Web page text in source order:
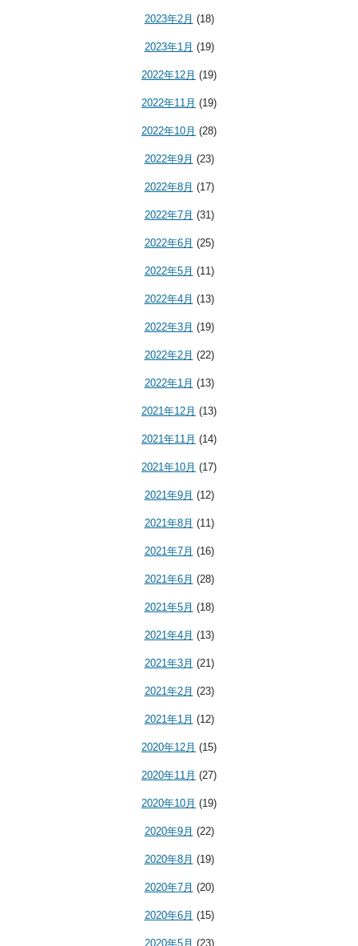
2023年2月 (18)
2023年1月 (19)
2022年12月 (19)
2022年11月 (19)
2022年10月 (28)
2022年9月 (23)
2022年8月 (17)
2022年7月 (31)
2022年6月 (25)
2022年5月 (11)
2022年4月 (13)
2022年3月 (19)
2022年2月 (22)
2022年1月 (13)
2021年12月 (13)
2021年11月 (14)
2021年10月 (17)
2021年9月 (12)
2021年8月 (11)
2021年7月 (16)
2021年6月 (28)
2021年5月 (18)
2021年4月 (13)
2021年3月 (21)
2021年2月 (23)
2021年1月 (12)
2020年12月 (15)
2020年11月 (27)
2020年10月 (19)
2020年9月 (22)
2020年8月 (19)
2020年7月 (20)
2020年6月 (15)
2020年5月 (23)